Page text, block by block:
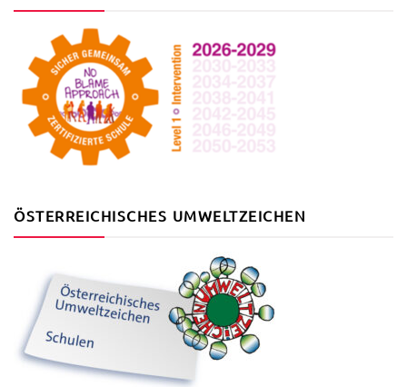
ÖSTERREICHISCHES UMWELTZEICHEN